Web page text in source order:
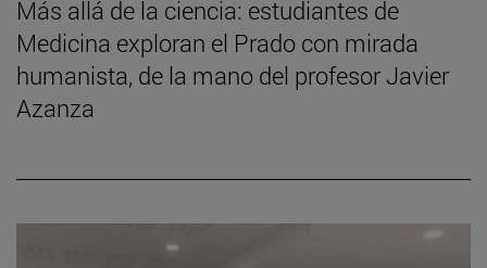
Más allá de la ciencia: estudiantes de
Medicina exploran el Prado con mirada
humanista, de la mano del profesor Javier
Azanza